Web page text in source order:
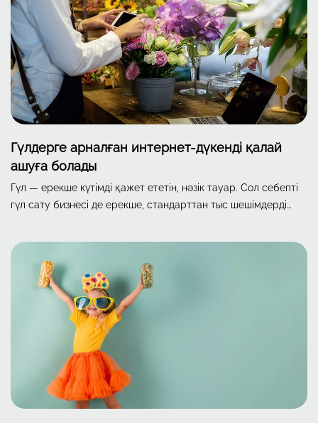
Гүлдерге арналған интернет-дүкенді қалай
ашуға болады
Гүл — ерекше күтімді қажет ететін, нәзік тауар. Сол себепті
гүл сату бизнесі де ерекше, стандарттан тыс шешімдерді